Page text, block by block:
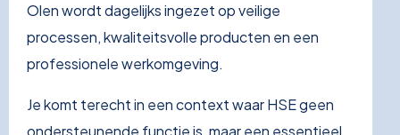
Olen wordt dagelijks ingezet op veilige
processen, kwaliteitsvolle producten en een
professionele werkomgeving.
Je komt terecht in een context waar HSE geen
ondersteunende functie is, maar een essentieel